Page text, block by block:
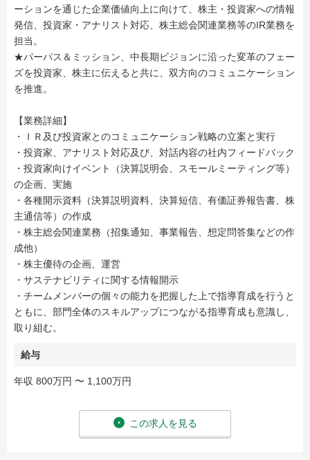
ーションを通じた企業価値向上に向けて、株主・投資家への情報
発信、投資家・アナリスト対応、株主総会関連業務等のIR業務を
担当。
★パーパス＆ミッション、中長期ビジョンに沿った変革のフェー
ズを投資家、株主に伝えると共に、双方向のコミュニケーション
を推進。
【業務詳細】
・ＩＲ及び投資家とのコミュニケーション戦略の立案と実行
・投資家、アナリスト対応及び、対話内容の社内フィードバック
・投資家向けイベント（決算説明会、スモールミーティング等）
の企画、実施
・各種開示資料（決算説明資料、決算短信、有価証券報告書、株
主通信等）の作成
・株主総会関連業務（招集通知、事業報告、想定問答集などの作
成他）
・株主優待の企画、運営
・サステナビリティに関する情報開示
・チームメンバーの個々の能力を把握した上で指導育成を行うと
ともに、部門全体のスキルアップにつながる指導育成も意識し、
取り組む。
給与
年収 800万円 〜 1,100万円
この求人を見る